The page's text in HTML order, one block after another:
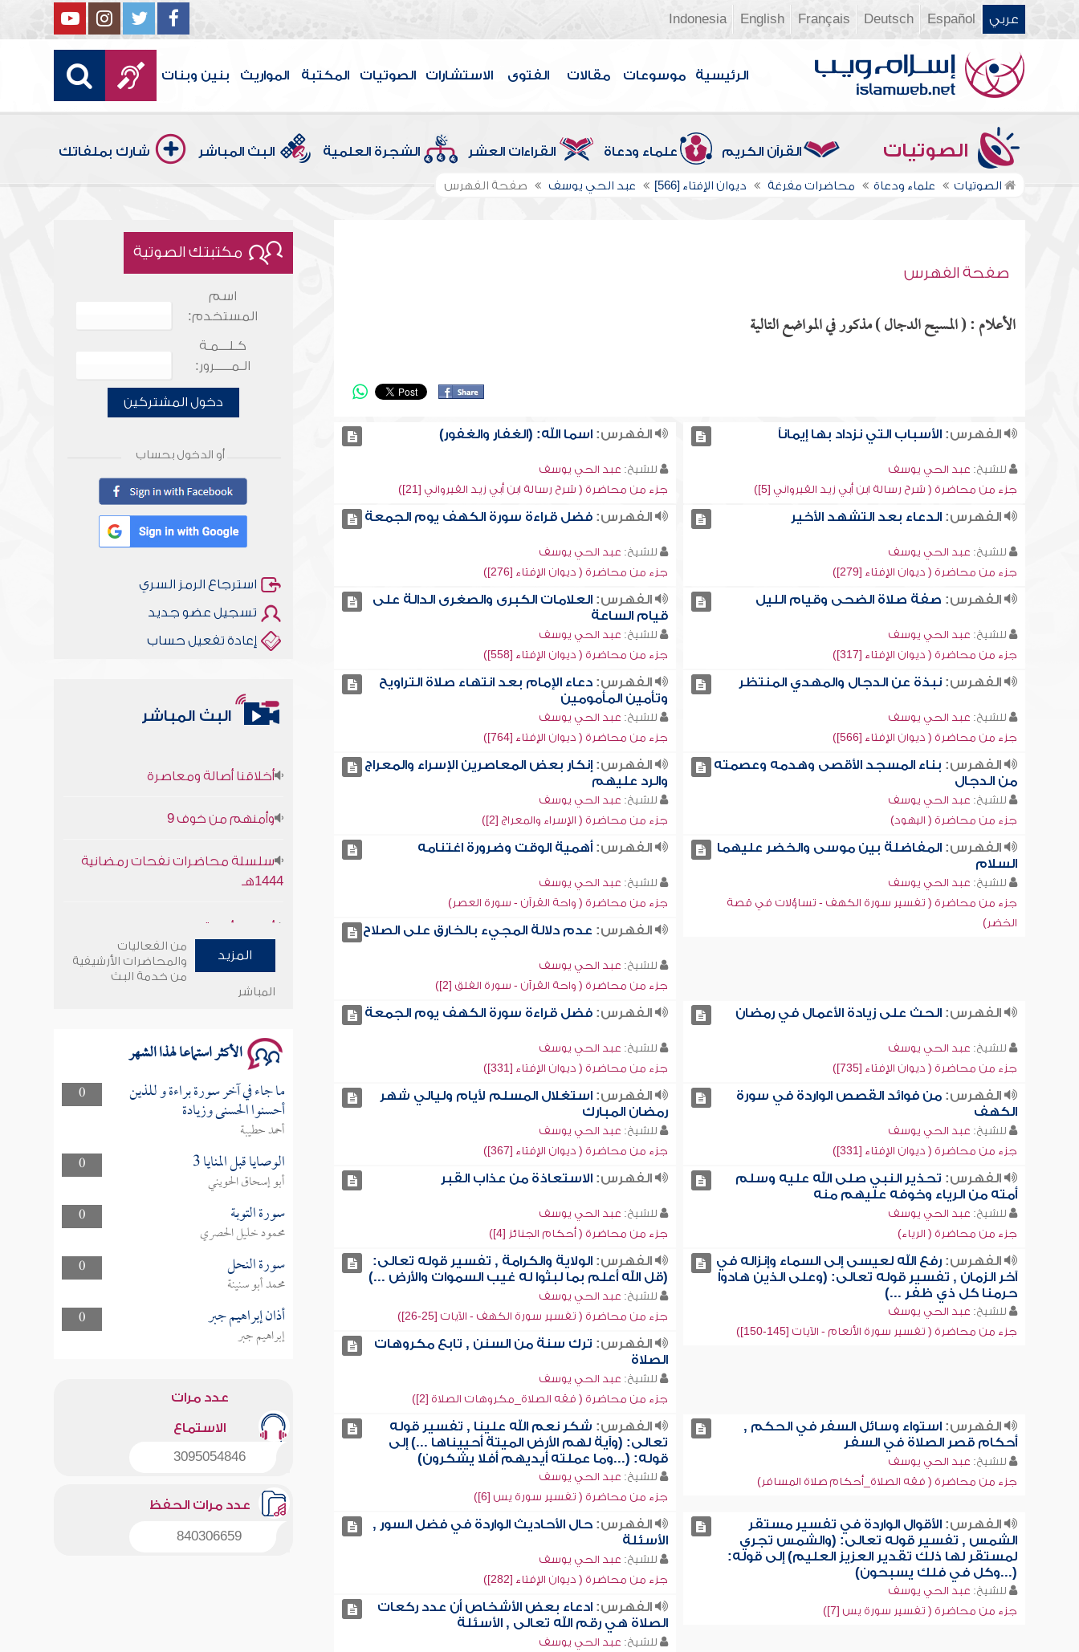
عربي Español
Deutsch
Français
English
Indonesia
الرئيسية موسوعات مقالات الفتوى الاستشارات الصوتيات المكتبة المواريث بنين وبنات
الصوتيات القرآن الكريم علماء ودعاة القراءات العشر الشجرة العلمية البث المباشر شارك بملفاتك
الصوتيات علماء ودعاة محاضرات مفرغة ديوان الإفتاء [566] عبد الحي يوسف صفحة الفهرس
صفحة الفهرس
الأعلام : ( المسيح الدجال ) مذكور في المواضع التالية
الفهرس:الأسباب التي نزداد بها إيماناً
للشيخ: عبد الحي يوسف
جزء من محاضرة ( شرح رسالة ابن أبي زيد القيرواني [5])
الفهرس: اسما الله: (الغفار والغفور)
للشيخ: عبد الحي يوسف
جزء من محاضرة ( شرح رسالة ابن أبي زيد القيرواني [21])
الفهرس:الدعاء بعد التشهد الأخير
للشيخ: عبد الحي يوسف
جزء من محاضرة ( ديوان الإفتاء [279])
الفهرس: فضل قراءة سورة الكهف يوم الجمعة
للشيخ: عبد الحي يوسف
جزء من محاضرة ( ديوان الإفتاء [276])
الفهرس: صفة صلاة الضحى وقيام الليل
للشيخ: عبد الحي يوسف
جزء من محاضرة ( ديوان الإفتاء [317])
الفهرس: العلامات الكبرى والصغرى الدالة على
قيام الساعة
للشيخ: عبد الحي يوسف
جزء من محاضرة ( ديوان الإفتاء [558])
الفهرس:نبذة عن الدجال والمهدي المنتظر
للشيخ: عبد الحي يوسف
جزء من محاضرة ( ديوان الإفتاء [566])
الفهرس: دعاء الإمام بعد انتهاء صلاة التراويح
وتأمين المأمومين
للشيخ: عبد الحي يوسف
جزء من محاضرة ( ديوان الإفتاء [764])
الفهرس: بناء المسجد الأقصى وهدمه وعصمته
من الدجال
للشيخ: عبد الحي يوسف
جزء من محاضرة ( اليهود)
الفهرس: إنكار بعض المعاصرين الإسراء والمعراج
والرد عليهم
للشيخ: عبد الحي يوسف
جزء من محاضرة ( الإسراء والمعراج [2])
الفهرس:المفاضلة بين موسى والخضر عليهما
السلام
للشيخ: عبد الحي يوسف
جزء من محاضرة ( تفسير سورة الكهف - تساؤلات في قصة
الخضر)
الفهرس: أهمية الوقت وضرورة اغتنامه
للشيخ: عبد الحي يوسف
جزء من محاضرة ( واحة القرآن - سورة العصر)
الفهرس: عدم دلالة المجيء بالخارق على الصلاح
للشيخ: عبد الحي يوسف
جزء من محاضرة ( واحة القرآن - سورة الفلق [2])
الفهرس:الحث على زيادة الأعمال في رمضان
للشيخ: عبد الحي يوسف
جزء من محاضرة ( ديوان الإفتاء [735])
الفهرس: فضل قراءة سورة الكهف يوم الجمعة
للشيخ: عبد الحي يوسف
جزء من محاضرة ( ديوان الإفتاء [331])
الفهرس:من فوائد القصص الواردة في سورة
الكهف
للشيخ: عبد الحي يوسف
جزء من محاضرة ( ديوان الإفتاء [331])
الفهرس: استغلال المسلم لأيام وليالي شهر
رمضان المبارك
للشيخ: عبد الحي يوسف
جزء من محاضرة ( ديوان الإفتاء [367])
الفهرس: تحذير النبي صلى الله عليه وسلم
أمته من الرياء وخوفه عليهم منه
للشيخ: عبد الحي يوسف
جزء من محاضرة ( الرياء)
الفهرس: الاستعاذة من عذاب القبر
للشيخ: عبد الحي يوسف
جزء من محاضرة ( أحكام الجنائز [4])
الفهرس:رفع الله لعيسى إلى السماء وإنزاله في
آخر الزمان , تفسير قوله تعالى: (وعلى الذين هادوا
حرمنا كل ذي ظفر ...)
للشيخ: عبد الحي يوسف
جزء من محاضرة ( تفسير سورة الأنعام - الآيات [145-150])
الفهرس: الولاية والكرامة , تفسير قوله تعالى:
(قل الله أعلم بما لبثوا له غيب السموات والأرض ...)
للشيخ: عبد الحي يوسف
جزء من محاضرة ( تفسير سورة الكهف - الآيات [25-26])
الفهرس: ترك سنة من السنن , تابع مكروهات
الصلاة
للشيخ: عبد الحي يوسف
جزء من محاضرة ( فقه الصلاة_مكروهات الصلاة [2])
الفهرس:استواء وسائل السفر في الحكم ,
أحكام قصر الصلاة في السفر
للشيخ: عبد الحي يوسف
جزء من محاضرة ( فقه الصلاة_أحكام صلاة المسافر)
الفهرس: شكر نعم الله علينا , تفسير قوله
تعالى: (وآية لهم الأرض الميتة أحييناها ...) إلى
قوله: (...وما عملته أيديهم أفلا يشكرون)
للشيخ: عبد الحي يوسف
جزء من محاضرة ( تفسير سورة يس [6])
الفهرس:الأقوال الواردة في تفسير مستقر
الشمس , تفسير قوله تعالى: (والشمس تجري
لمستقر لها ذلك تقدير العزيز العليم) إلى قوله:
(...وكل في فلك يسبحون)
للشيخ: عبد الحي يوسف
جزء من محاضرة ( تفسير سورة يس [7])
الفهرس: حال الأحاديث الواردة في فضل السور ,
الأسئلة
للشيخ: عبد الحي يوسف
جزء من محاضرة ( ديوان الإفتاء [282])
الفهرس: ادعاء بعض الأشخاص أن عدد ركعات
الصلاة هي رقم الله تعالى , الأسئلة
للشيخ: عبد الحي يوسف
مكتبتك الصوتية
اسم
المستخدم:
كـلـــمـة
الـمـــــرور:
دخول المشتركين
أو الدخول بحساب
استرجاع الرمز السري
تسجيل عضو جديد
إعادة تفعيل حساب
البث المباشر
1444هـ
وأمنهم من خوف 9
سلسلة محاضرات نفحات رمضانية
المزيد
من الفعاليات
والمحاضرات الأرشيفية
من خدمة البث
المباشر
الأكثر استماعا لهذا الشهر
0 ما جاء في آخر سورة براءة و للذين
أحسنوا الحسنى وزيادة
أحمد حطيبة
0
الوصايا قبل المنايا 3
أبو إسحاق الحويني
0
سورة التوبة
محمود خليل الحصري
0
سورة النحل
محمد أبو سنينة
0
أذان إبراهيم جبر
إبراهيم جبر
عدد مرات
الاستماع
3095054846
عدد مرات الحفظ
840306659